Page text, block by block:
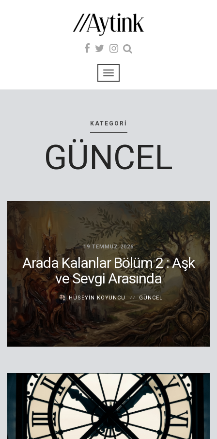
KATEGORI
GÜNCEL
19 TEMMUZ 2026
Arada Kalanlar Bölüm 2 : Aşk
ve Sevgi Arasında
HÜSEYIN KOYUNCU GÜNCEL